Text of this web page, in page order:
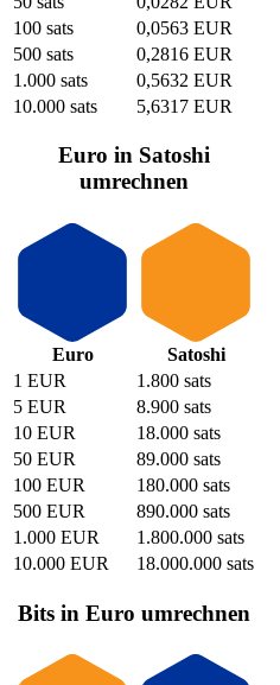
100 sats
0,0563 EUR
500 sats
0,2816 EUR
1.000 sats
0,5632 EUR
10.000 sats
5,6317 EUR
Euro in Satoshi
umrechnen
Euro
Satoshi
1 EUR
1.800 sats
5 EUR
8.900 sats
10 EUR
18.000 sats
50 EUR
89.000 sats
100 EUR
180.000 sats
500 EUR
890.000 sats
1.000 EUR
1.800.000 sats
10.000 EUR
18.000.000 sats
Bits in Euro umrechnen